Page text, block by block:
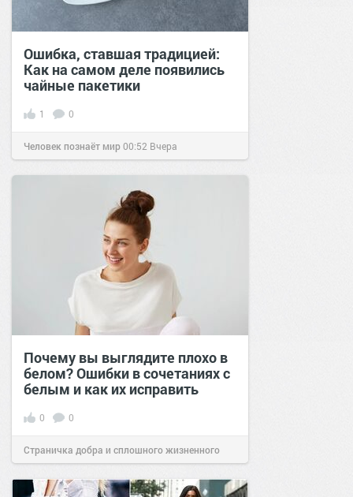
Ошибка, ставшая традицией:
Как на самом деле появились
чайные пакетики
1 0
Человек познаёт мир00:52 Вчера
Почему вы выглядите плохо в
белом? Ошибки в сочетаниях с
белым и как их исправить
0 0
Страничка добра и сплошного жизненного
позитива!00:29 Вчера